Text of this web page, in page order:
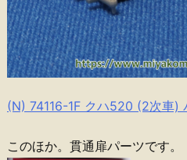
(N) 74116-1F クハ520 (2次車)
このほか。貫通扉パーツです。